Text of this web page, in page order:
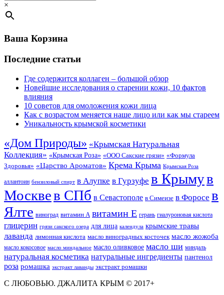
×
Ваша Корзина
Последние статьи
Где содержится коллаген – большой обзор
Новейшие исследования о старении кожи, 10 фактов
влияния
10 советов для омоложения кожи лица
Как с возрастом меняется наше лицо или как мы стареем
Уникальность крымской косметики
«Дом Природы» «Крымская Натуральная
Коллекция» «Крымская Роза» «ООО Сакские грязи» «Формула
Здоровья» «Царство Ароматов» Крема Крыма Крымская Роза
аллантоин бензиловый спирт в Алупке в Гурзуфе в Крымув
Москвев СПб в Севастополе в Симеизе в Форосе в
Ялте виноград витамин А витамин Е герань гиалуроновая кислота
глицерин грязи сакского озера для лица календула крымские травы
лаванда лимонная кислота масло виноградных косточек масло жожоба
масло кокосовое масло миндальное масло оливковое масло ши миндаль
натуральная косметика натуральные ингредиенты пантенол
роза ромашка экстракт лаванды экстракт ромашки
С ЛЮБОВЬЮ. ДЖАЛИТА КРЫМ © 2017+